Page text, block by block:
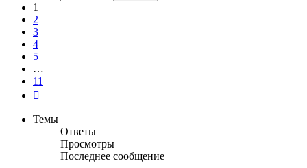
1
2
3
4
5
…
11
Темы
Ответы
Просмотры
Последнее сообщение